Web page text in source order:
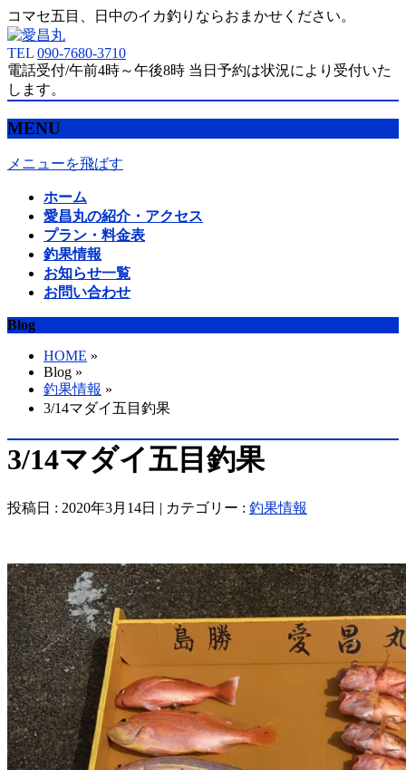
コマセ五目、日中のイカ釣りならおまかせください。
TEL 090-7680-3710
電話受付/午前4時～午後8時 当日予約は状況により受付いた
します。
MENU
メニューを飛ばす
ホーム
愛昌丸の紹介・アクセス
プラン・料金表
釣果情報
お知らせ一覧
お問い合わせ
Blog
HOME »
Blog »
釣果情報 »
3/14マダイ五目釣果
3/14マダイ五目釣果
投稿日 : 2020年3月14日 | カテゴリー : 釣果情報